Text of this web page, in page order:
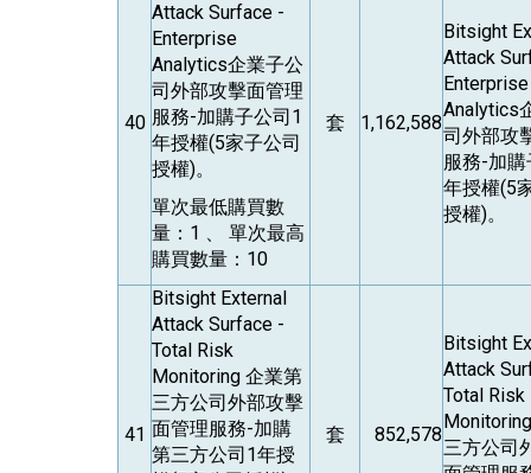
40
Attack Surface -
Enterprise
Analytics企業子公
司外部攻擊面管理
服務-加購子公司1
年授權(5家子公司
授權)。
單次最低購買數
量：1 、 單次最高
購買數量：10
套 1,162,588
Bitsight
Attack
Enterprise
Analytics
司外部攻
服務-加
年授權(5
授權)。
41
Bitsight External
Attack Surface -
Total Risk
Monitoring 企業第
三方公司外部攻擊
面管理服務-加購
第三方公司1年授
套 852,578
Bitsight
Attack
Total Risk
三方公司